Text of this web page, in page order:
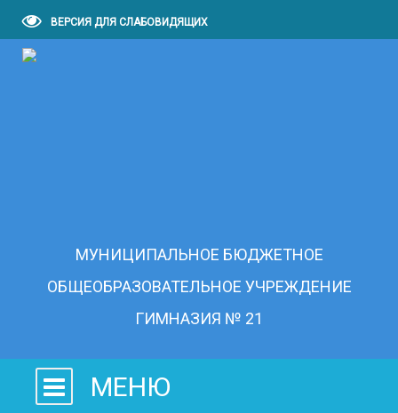
ВЕРСИЯ ДЛЯ СЛАБОВИДЯЩИХ
МУНИЦИПАЛЬНОЕ БЮДЖЕТНОЕ
ОБЩЕОБРАЗОВАТЕЛЬНОЕ УЧРЕЖДЕНИЕ
ГИМНАЗИЯ № 21
МЕНЮ